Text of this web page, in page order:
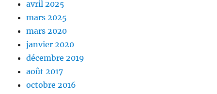
avril 2025
mars 2025
mars 2020
janvier 2020
décembre 2019
août 2017
octobre 2016